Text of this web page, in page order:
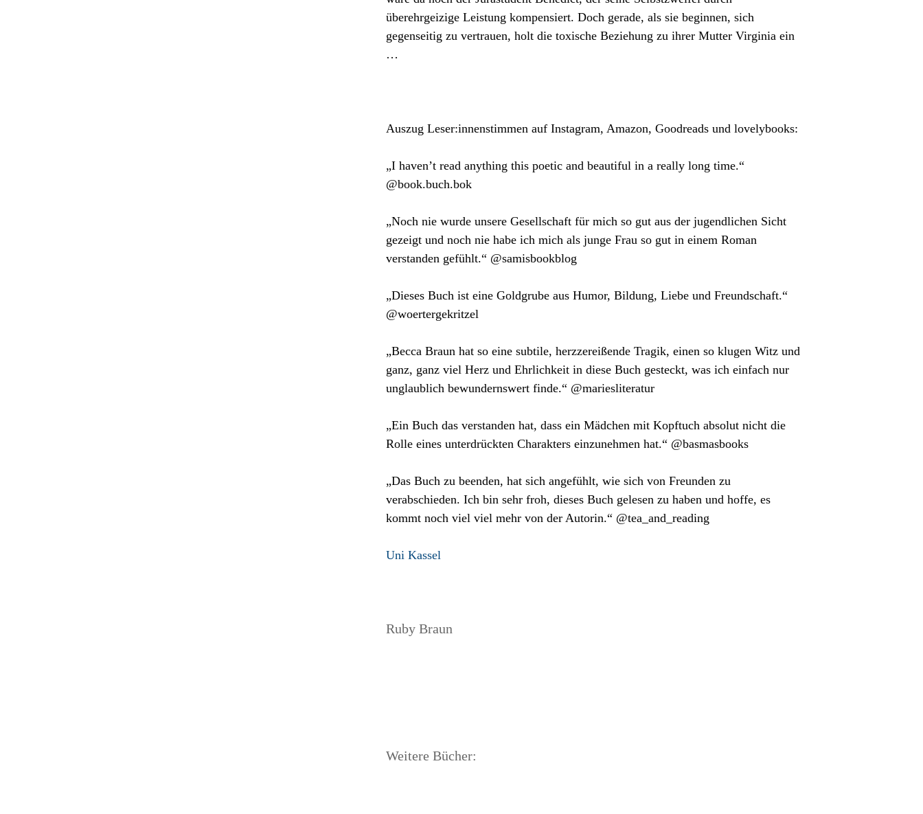
überehrgeizige Leistung kompensiert. Doch gerade, als sie beginnen, sich
gegenseitig zu vertrauen, holt die toxische Beziehung zu ihrer Mutter Virginia ein
…
Auszug Leser:innenstimmen auf Instagram, Amazon, Goodreads und lovelybooks:
„I haven’t read anything this poetic and beautiful in a really long time.“
@book.buch.bok
„Noch nie wurde unsere Gesellschaft für mich so gut aus der jugendlichen Sicht
gezeigt und noch nie habe ich mich als junge Frau so gut in einem Roman
verstanden gefühlt.“ @samisbookblog
„Dieses Buch ist eine Goldgrube aus Humor, Bildung, Liebe und Freundschaft.“
@woertergekritzel
„Becca Braun hat so eine subtile, herzzereißende Tragik, einen so klugen Witz und
ganz, ganz viel Herz und Ehrlichkeit in diese Buch gesteckt, was ich einfach nur
unglaublich bewundernswert finde.“ @mariesliteratur
„Ein Buch das verstanden hat, dass ein Mädchen mit Kopftuch absolut nicht die
Rolle eines unterdrückten Charakters einzunehmen hat.“ @basmasbooks
„Das Buch zu beenden, hat sich angefühlt, wie sich von Freunden zu
verabschieden. Ich bin sehr froh, dieses Buch gelesen zu haben und hoffe, es
kommt noch viel viel mehr von der Autorin.“ @tea_and_reading
Uni Kassel
Ruby Braun
Weitere Bücher: